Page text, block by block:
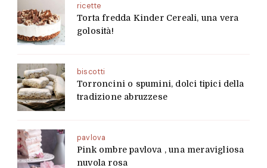
ricette
Torta fredda Kinder Cereali, una vera
golosità!
biscotti
Torroncini o spumini, dolci tipici della
tradizione abruzzese
pavlova
Pink ombre pavlova , una meravigliosa
nuvola rosa